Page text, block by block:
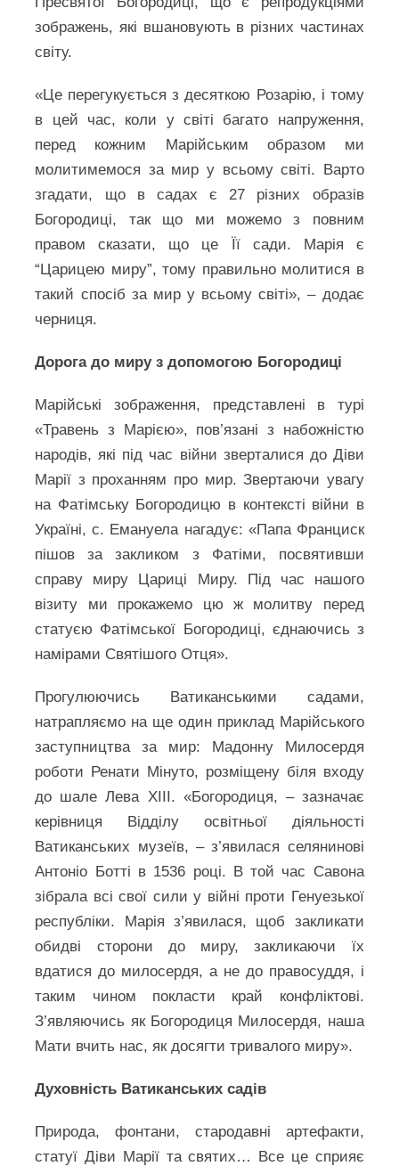
зображень, які вшановують в різних частинах
світу.
«Це перегукується з десяткою Розарію, і тому
в цей час, коли у світі багато напруження,
перед кожним Марійським образом ми
молитимемося за мир у всьому світі. Варто
згадати, що в садах є 27 різних образів
Богородиці, так що ми можемо з повним
правом сказати, що це Її сади. Марія є
“Царицею миру”, тому правильно молитися в
такий спосіб за мир у всьому світі», – додає
черниця.
Дорога до миру з допомогою Богородиці
Марійські зображення, представлені в турі
«Травень з Марією», пов’язані з набожністю
народів, які під час війни зверталися до Діви
Марії з проханням про мир. Звертаючи увагу
на Фатімську Богородицю в контексті війни в
Україні, с. Емануела нагадує: «Папа Франциск
пішов за закликом з Фатіми, посвятивши
справу миру Цариці Миру. Під час нашого
візиту ми прокажемо цю ж молитву перед
статуєю Фатімської Богородиці, єднаючись з
намірами Святішого Отця».
Прогулюючись Ватиканськими садами,
натрапляємо на ще один приклад Марійського
заступництва за мир: Мадонну Милосердя
роботи Ренати Мінуто, розміщену біля входу
до шале Лева ХІІІ. «Богородиця, – зазначає
керівниця Відділу освітньої діяльності
Ватиканських музеїв, – з’явилася селянинові
Антоніо Ботті в 1536 році. В той час Савона
зібрала всі свої сили у війні проти Генуезької
республіки. Марія з’явилася, щоб закликати
обидві сторони до миру, закликаючи їх
вдатися до милосердя, а не до правосуддя, і
таким чином покласти край конфліктові.
З’являючись як Богородиця Милосердя, наша
Мати вчить нас, як досягти тривалого миру».
Духовність Ватиканських садів
Природа, фонтани, стародавні артефакти,
статуї Діви Марії та святих… Все це сприяє